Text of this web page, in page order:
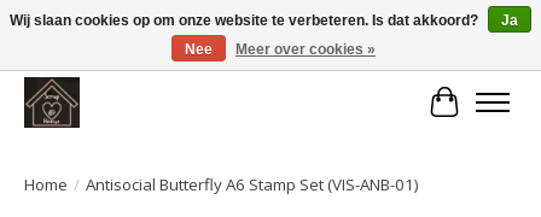
Large selection of products and fast shipping!
Home / Antisocial Butterfly A6 Stamp Set (VIS-ANB-01)
Wij slaan cookies op om onze website te verbeteren. Is dat akkoord?
Ja
Nee
Meer over cookies »